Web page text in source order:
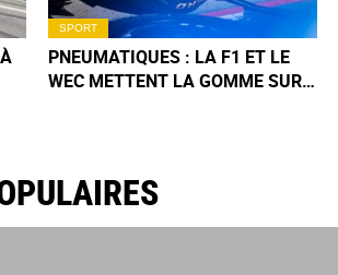
SPORT
PNEUMATIQUES : LA F1 ET LE
WEC METTENT LA GOMME SUR